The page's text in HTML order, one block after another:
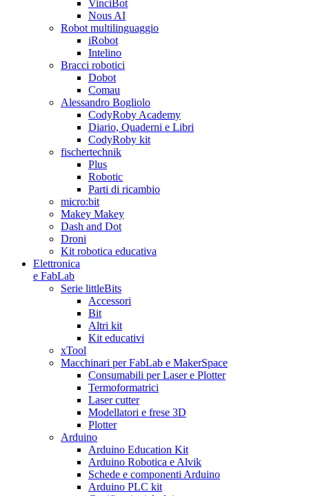
VinciBot
Nous AI
Robot multilinguaggio
iRobot
Intelino
Bracci robotici
Dobot
Comau
Alessandro Bogliolo
CodyRoby Academy
Diario, Quaderni e Libri
CodyRoby kit
fischertechnik
Plus
Robotic
Parti di ricambio
micro:bit
Makey Makey
Dash and Dot
Droni
Kit robotica educativa
Elettronica
e FabLab
Serie littleBits
Accessori
Bit
Altri kit
Kit educativi
xTool
Macchinari per FabLab e MakerSpace
Consumabili per Laser e Plotter
Termoformatrici
Laser cutter
Modellatori e frese 3D
Plotter
Arduino
Arduino Education Kit
Arduino Robotica e Alvik
Schede e componenti Arduino
Arduino PLC kit